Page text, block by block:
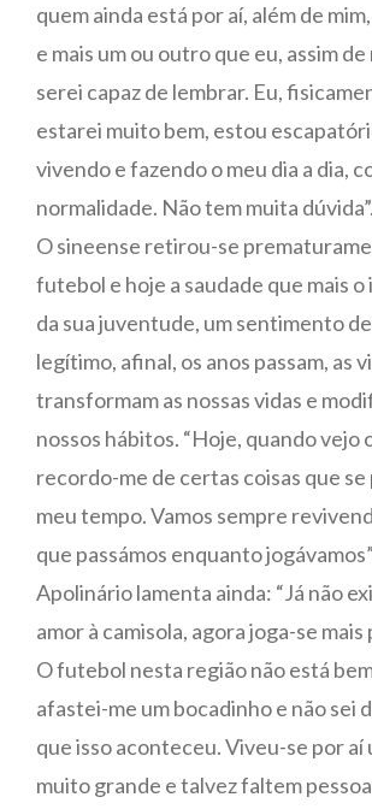
quem ainda está por aí, além de
e mais um ou outro que eu, assim
serei capaz de lembrar. Eu,
estarei muito bem, estou
vivendo e fazendo o meu dia a dia,
normalidade. Não tem muita dúvida”.
O sineense retirou-se
futebol e hoje a saudade que mais
da sua juventude, um sentimento
legítimo, afinal, os anos passam, as
transformam as nossas vidas e
nossos hábitos. “Hoje, quando vejo
recordo-me de certas coisas que se
meu tempo. Vamos sempre
que passámos enquanto
Apolinário lamenta ainda: “Já não
amor à camisola, agora joga-se
O futebol nesta região não está
afastei-me um bocadinho e não sei
que isso aconteceu. Viveu-se por aí
muito grande e talvez faltem